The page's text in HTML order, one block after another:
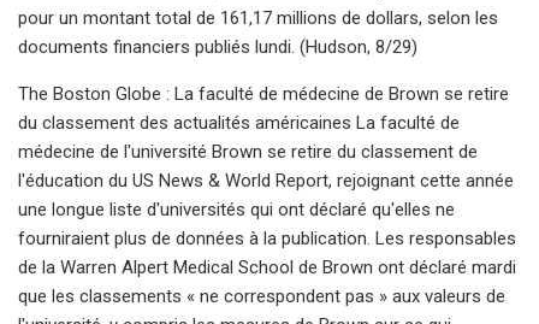
pour un montant total de 161,17 millions de dollars, selon les
documents financiers publiés lundi. (Hudson, 8/29)
The Boston Globe : La faculté de médecine de Brown se retire
du classement des actualités américaines La faculté de
médecine de l'université Brown se retire du classement de
l'éducation du US News & World Report, rejoignant cette année
une longue liste d'universités qui ont déclaré qu'elles ne
fourniraient plus de données à la publication. Les responsables
de la Warren Alpert Medical School de Brown ont déclaré mardi
que les classements « ne correspondent pas » aux valeurs de